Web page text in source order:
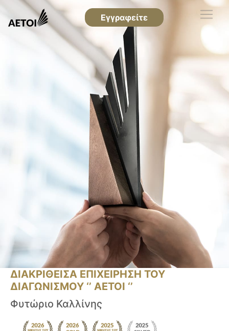
Εγγραφείτε
ΔΙΑΚΡΙΘΕΙΣΑ ΕΠΙΧΕΙΡΗΣΗ ΤΟΥ
ΔΙΑΓΩΝΙΣΜΟΥ ‘’ ΑΕΤΟΙ ‘’
Φυτώριο Καλλίνης